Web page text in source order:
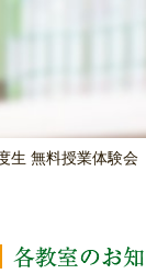
無料授業体験会